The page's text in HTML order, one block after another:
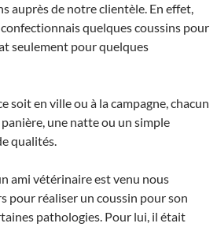
auprès de notre clientèle. En effet,
quelques coussins pour
seulement pour quelques
soit en ville ou à la campagne, chacun
une natte ou un simple
qualités.
ami vétérinaire est venu nous
pour réaliser un coussin pour son
pathologies. Pour lui, il était